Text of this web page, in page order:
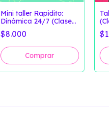
Mini taller Rapidito:
Dinámica 24/7 (Clase
Grabada)
$8.000